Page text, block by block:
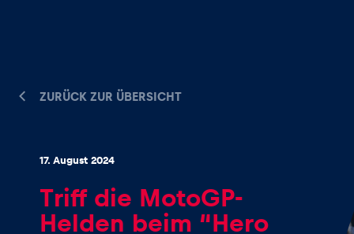
Alle anzeigen
ZURÜCK ZUR ÜBERSICHT
17. August 2024
Triff die MotoGP-
Helden beim “Hero